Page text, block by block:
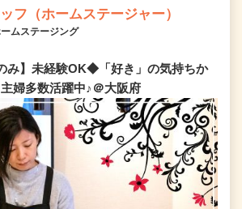
フ（ホームステージャー）
ムステージング
み】未経験OK◆「好き」の気持ちか
婦多数活躍中♪＠大阪府